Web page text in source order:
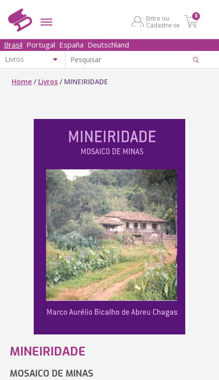
Entre ou
Cadastre-se
0
Brasil Portugal España Deutschland
Home / Livros / MINEIRIDADE
MINEIRIDADE
MOSAICO DE MINAS